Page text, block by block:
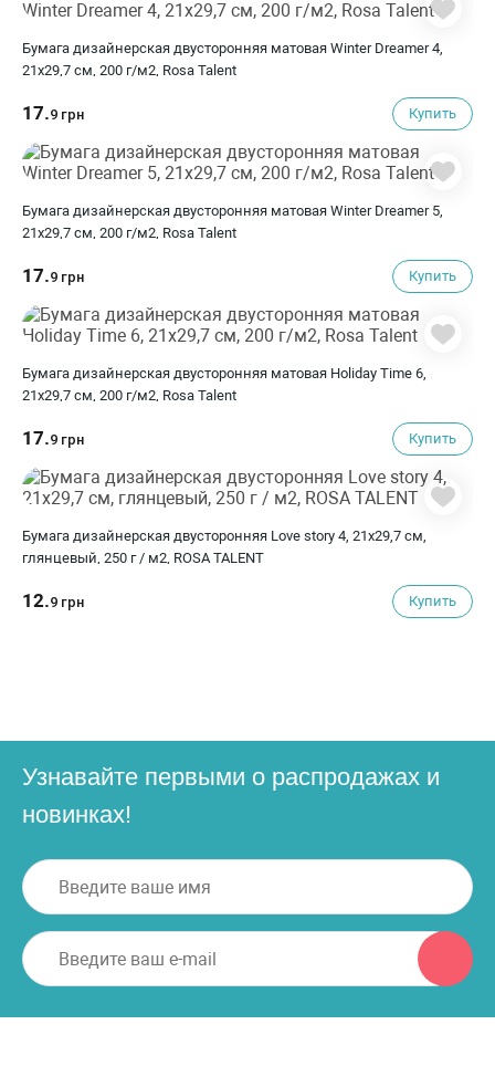
Бумага дизайнерская двусторонняя матовая Winter Dreamer 4,
21х29,7 см, 200 г/м2, Rosa Talent
17.9 грн Купить
Бумага дизайнерская двусторонняя матовая Winter Dreamer 5,
21х29,7 см, 200 г/м2, Rosa Talent
17.9 грн Купить
Бумага дизайнерская двусторонняя матовая Holiday Time 6,
21х29,7 см, 200 г/м2, Rosa Talent
17.9 грн Купить
Бумага дизайнерская двусторонняя Love story 4, 21х29,7 см,
глянцевый, 250 г / м2, ROSA TALENT
12.9 грн Купить
Узнавайте первыми о распродажах и
новинках!